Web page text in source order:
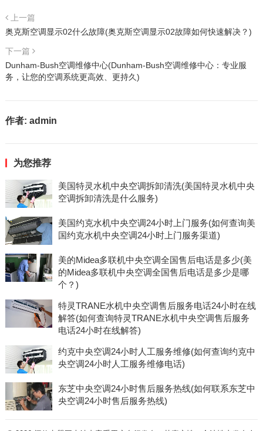
上一篇
奥克斯空调显示02什么故障(奥克斯空调显示02故障如何快速解决？)
下一篇
Dunham-Bush空调维修中心(Dunham-Bush空调维修中心：专业服
务，让您的空调系统更高效、更持久)
作者: admin
为您推荐
美国特灵水机中央空调拆卸清洗(美国特灵水机中央
空调拆卸清洗是什么服务)
美国约克水机中央空调24小时上门服务(如何查询美
国约克水机中央空调24小时上门服务渠道)
美的Midea多联机中央空调全国售后电话是多少(美
的Midea多联机中央空调全国售后电话是多少是哪
个？)
特灵TRANE水机中央空调售后服务电话24小时在线
解答(如何查询特灵TRANE水机中央空调售后服务
电话24小时在线解答)
约克中央空调24小时人工服务维修(如何查询约克中
央空调24小时人工服务维修电话)
东芝中央空调24小时售后服务热线(如何联系东芝中
央空调24小时售后服务热线)